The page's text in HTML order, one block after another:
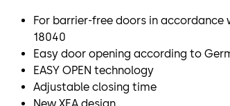
For barrier-free doors in
18040
Easy door opening according to
EASY OPEN technology
Adjustable closing time